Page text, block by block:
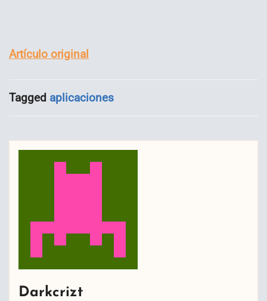
Artículo original
Tagged aplicaciones
Darkcrizt